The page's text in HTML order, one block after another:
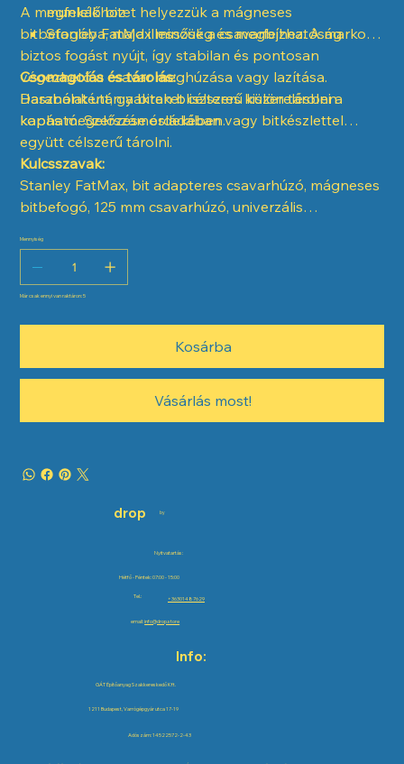
munkákhoz
Stanley FatMax minőség és megbízhatóság
A megfelelő bitet helyezzük a mágneses
bitbefogóba, majd illesszük a csavarfejhez. A markolat
biztos fogást nyújt, így stabilan és pontosan
végezhető a csavar meghúzása vagy lazítása.
Használat után a biteket célszerű külön tárolni a
kopás megelőzése érdekében.
Csomagolás és tárolás:
Darabonként, gyakran bliszteres kiszerelésben
kapható. Szerszámosládában vagy bitkészlettel
együtt célszerű tárolni.
Kulcsszavak:
Stanley FatMax, bit adapteres csavarhúzó, mágneses
bitbefogó, 125 mm csavarhúzó, univerzális
Mennyiség
Már csak ennyi van raktáron: 5
Kosárba
Vásárlás most!
drop by
Info:
GÁT Építőanyag Szakkereskedő Kft.
1211 Budapest, Varrógépgyár utca 17-19
Adószám: 14522572-2-43
Nyitvatartás:
Tel.:
email:info@drop.store
+36301487629
Hétfő - Péntek: 07:00 - 15:00